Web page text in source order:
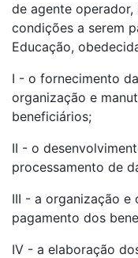
de agente
condições a serem
Educação,
I - o fornecimento
organização e
beneficiários;
II - o
processamento de
III - a organização
pagamento dos
IV - a elaboração